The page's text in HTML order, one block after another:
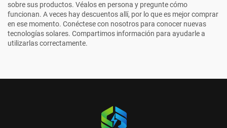
sobre sus productos. Véalos en persona y pregunte cómo
funcionan. A veces hay descuentos allí, por lo que es mejor comprar
en ese momento. Conéctese con nosotros para conocer nuevas
tecnologías solares. Compartimos información para ayudarle a
utilizarlas correctamente.